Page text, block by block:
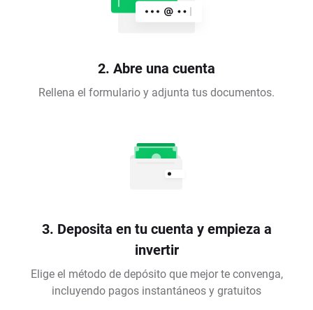
2. Abre una cuenta
Rellena el formulario y adjunta tus documentos.
3. Deposita en tu cuenta y empieza a
invertir
Elige el método de depósito que mejor te convenga,
incluyendo pagos instantáneos y gratuitos